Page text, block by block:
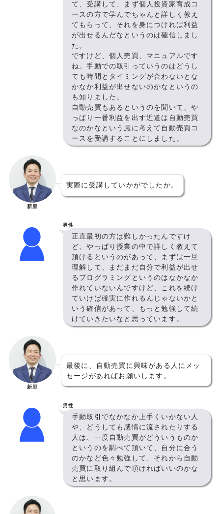
て、受講して、まず個人投資家育成コ
ースの方で学んでちゃんと詳しく教え
てもらって、それを身につければ利益
が出せるんだなというのは確信しまし
た。
ですけど、個人売買、マニュアルです
ね。手動での取引っていうのはどうし
ても時間とタイミングが合わないとな
かなか利益が出せないのかなというの
も知りました。
自動売買もあるというのを聞いて、や
っぱり一番利益を出す近道は自動売買
なのかなという風に考えて自動売買コ
ースを受講することにしました。
新里
実際に受講していかがでしたか。
男性
正直最初の方は難しかったんですけ
ど、やっぱり授業の中で詳しく教えて
頂けるというのがあって、まずは一旦
理解して、まだまだ自分で利益が出せ
るプログラミングというのはなかなか
作れていないんですけど、これを続け
ていけば確実に作れるんじゃないかと
いう確信があって、もっと勉強して続
けていきたいなと思っています。
新里
最後に、自動売買に興味がある人にメッ
セージがあればお願いします。
男性
手動取引でなかなか上手くいかない人
や、どうしても感情に流されたりする
人は、一度自動売買がどういうものか
というのを調べて頂いて、自分に合う
のかなど色々勉強して、それから自動
売買に取り組んで頂ければいいのかな
と思います。